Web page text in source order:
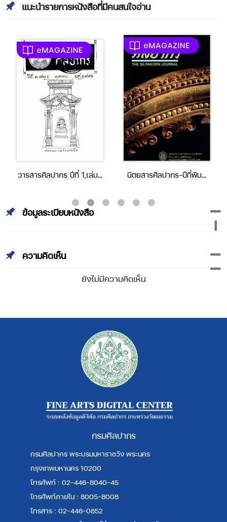
แนะนำรายการหนังสือที่มีคนสนใจอ่าน
วารสารศิลปากร ปีที่ 1,เล่มที่
นิตยสารศิลปากร-ปีที่พิมพ์
ข้อมูลระเบียบหนังสือ
ความคิดเห็น
ยังไม่มีความคิดเห็น
กรมศิลปากร
กรมศิลปากร พระบรมมหาราชวัง พระนคร
กรุงเทพมหานคร 10200
โทรศัพท์ : 02-446-8040-45
โทรศัพท์ภายใน : 8005-8008
โทรสาร : 02-446-0852